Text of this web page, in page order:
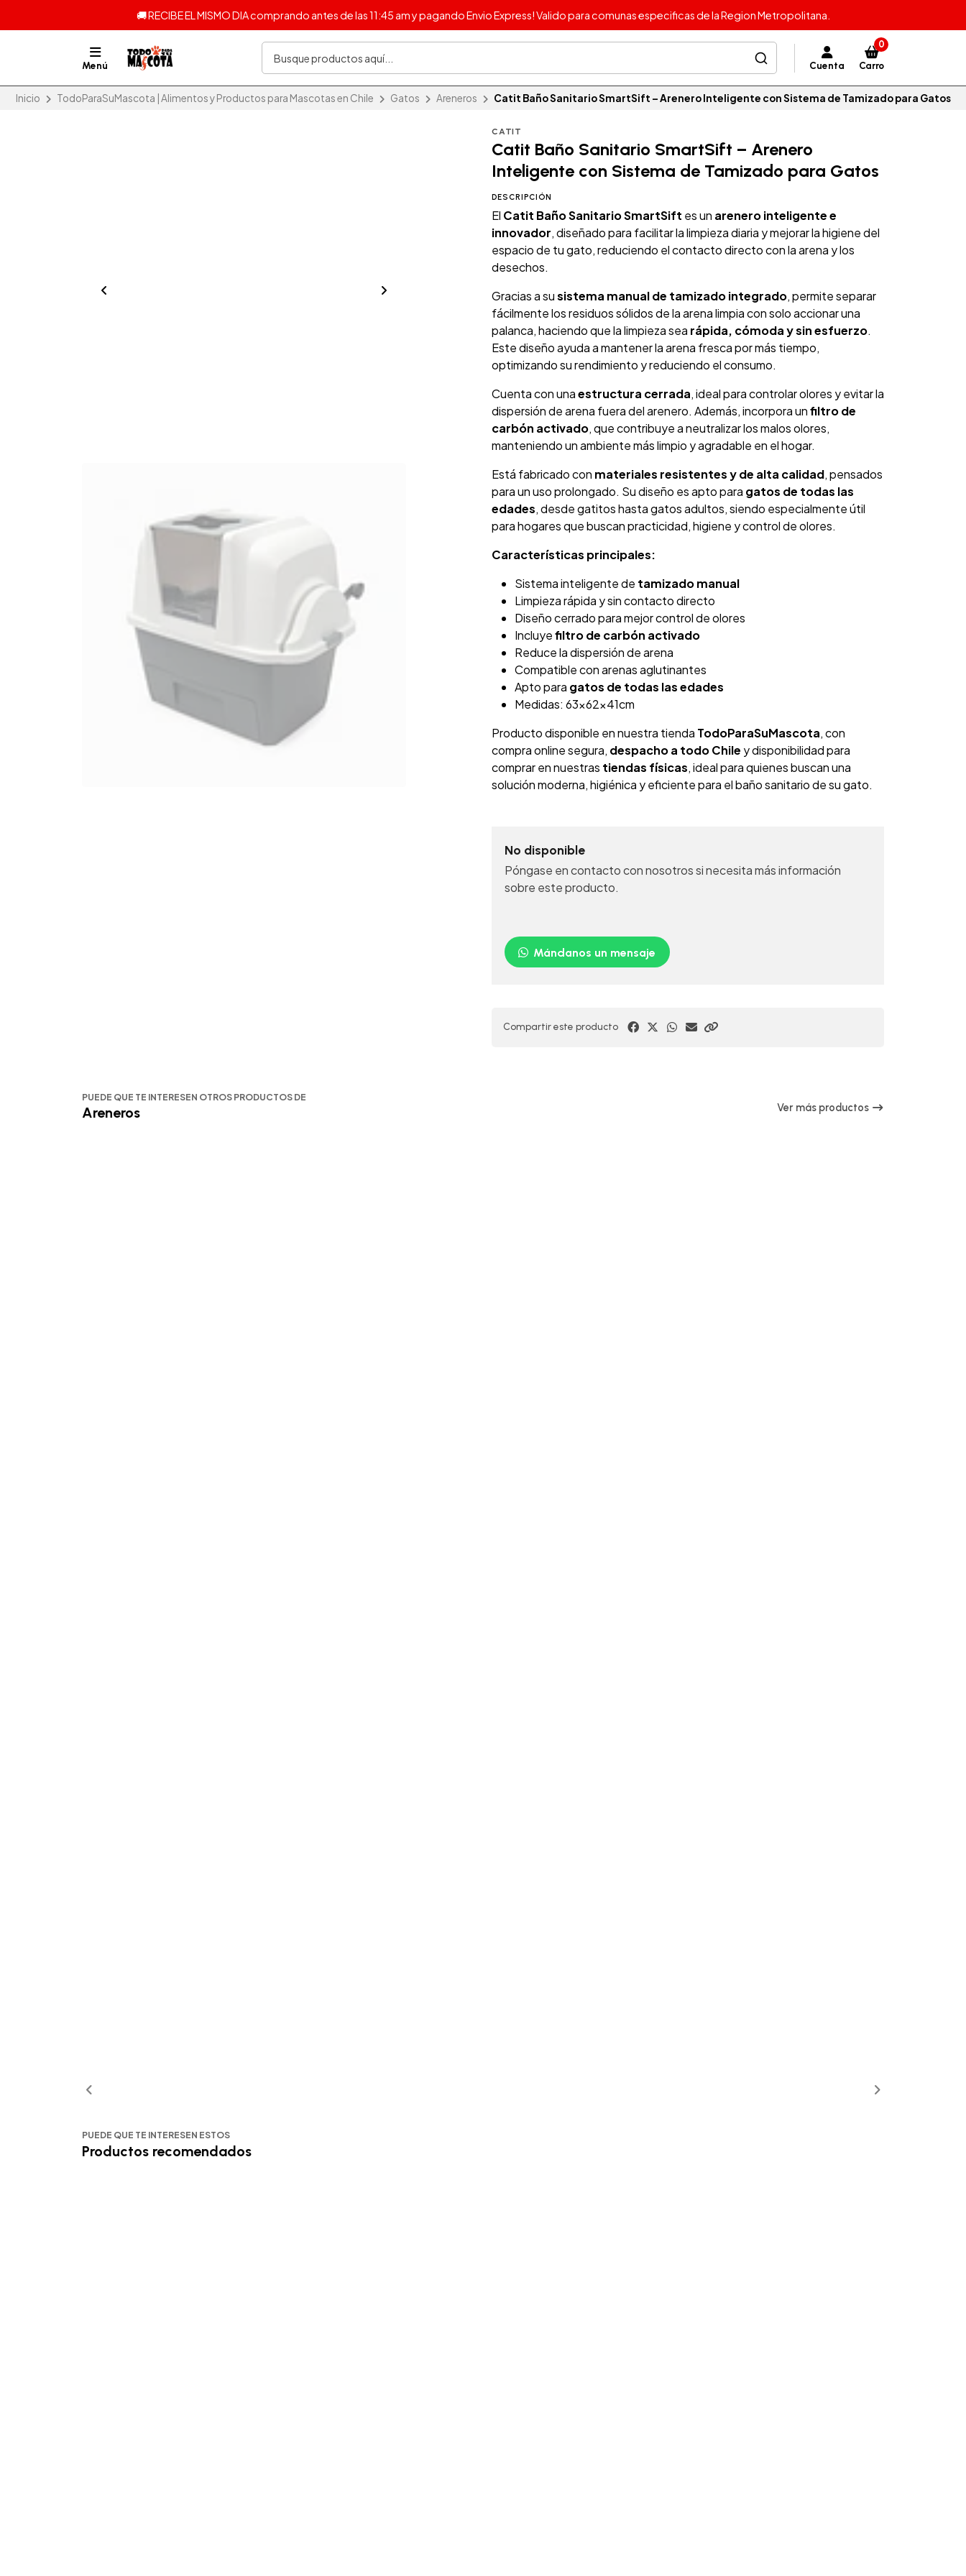
🚚 RECIBE EL MISMO DIA comprando antes de las 11:45 am y pagando Envio Express! Valido para comunas especificas de la Region Metropolitana.
Menú Cuenta
0
Carro
Inicio TodoParaSuMascota | Alimentos y Productos para Mascotas en Chile Gatos Areneros Catit Baño Sanitario SmartSift – Arenero Inteligente con Sistema de Tamizado para Gatos
CATIT
Catit Baño Sanitario SmartSift – Arenero
Inteligente con Sistema de Tamizado para Gatos
DESCRIPCIÓN
El Catit Baño Sanitario SmartSift es un arenero inteligente e
innovador, diseñado para facilitar la limpieza diaria y mejorar la higiene del
espacio de tu gato, reduciendo el contacto directo con la arena y los
desechos.
Gracias a susistema manual de tamizado integrado, permite separar
fácilmente los residuos sólidos de la arena limpia con solo accionar una
palanca, haciendo que la limpieza sea rápida, cómoda y sin esfuerzo.
Este diseño ayuda a mantener la arena fresca por más tiempo,
optimizando su rendimiento y reduciendo el consumo.
Cuenta con unaestructura cerrada, ideal para controlar olores y evitar la
dispersión de arena fuera del arenero. Además, incorpora unfiltro de
carbón activado, que contribuye a neutralizar los malos olores,
manteniendo un ambiente más limpio y agradable en el hogar.
Está fabricado con materiales resistentes y de alta calidad, pensados
para un uso prolongado. Su diseño es apto para gatos de todas las
edades, desde gatitos hasta gatos adultos, siendo especialmente útil
para hogares que buscan practicidad, higiene y control de olores.
Características principales:
Sistema inteligente de tamizado manual
Limpieza rápida y sin contacto directo
Diseño cerrado para mejor control de olores
Incluyefiltro de carbón activado
Reduce la dispersión de arena
Compatible con arenas aglutinantes
Apto para gatos de todas las edades
Medidas: 63x62x41cm
Producto disponible en nuestra tienda TodoParaSuMascota, con
compra online segura, despacho a todo Chile y disponibilidad para
comprar en nuestras tiendas físicas, ideal para quienes buscan una
solución moderna, higiénica y eficiente para el baño sanitario de su gato.
No disponible
Póngase en contacto con nosotros si necesita más información
sobre este producto.
Mándanos un mensaje
Compartir este producto
PUEDE QUE TE INTERESEN OTROS PRODUCTOS DE
Areneros Ver más productos
PUEDE QUE TE INTERESEN ESTOS
Productos recomendados